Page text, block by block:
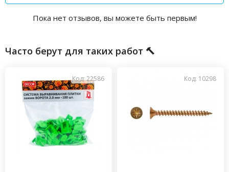
Пока нет отзывов, вы можете быть первым!
Часто берут для таких работ 🔨
Код: 22586 Код: 10298